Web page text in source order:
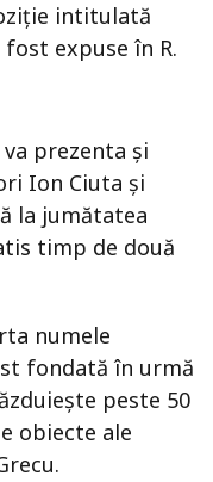
intitulată
fost expuse în R.
prezenta și
Ion Ciuta și
la jumătatea
timp de două
numele
fondată în urmă
peste 50
obiecte ale